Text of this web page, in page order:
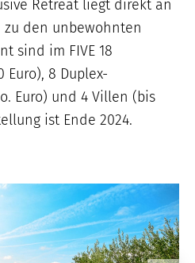
Retreat liegt direkt an
den unbewohnten
sind im FIVE 18
Euro), 8 Duplex-
Euro) und 4 Villen (bis
ist Ende 2024.